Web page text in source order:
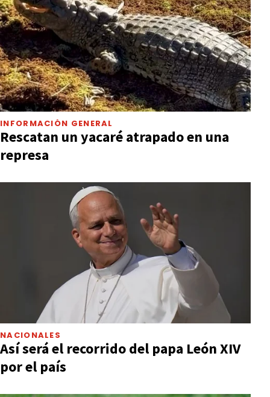
INFORMACIÓN GENERAL
Rescatan un yacaré atrapado en una
represa
NACIONALES
Así será el recorrido del papa León XIV
por el país